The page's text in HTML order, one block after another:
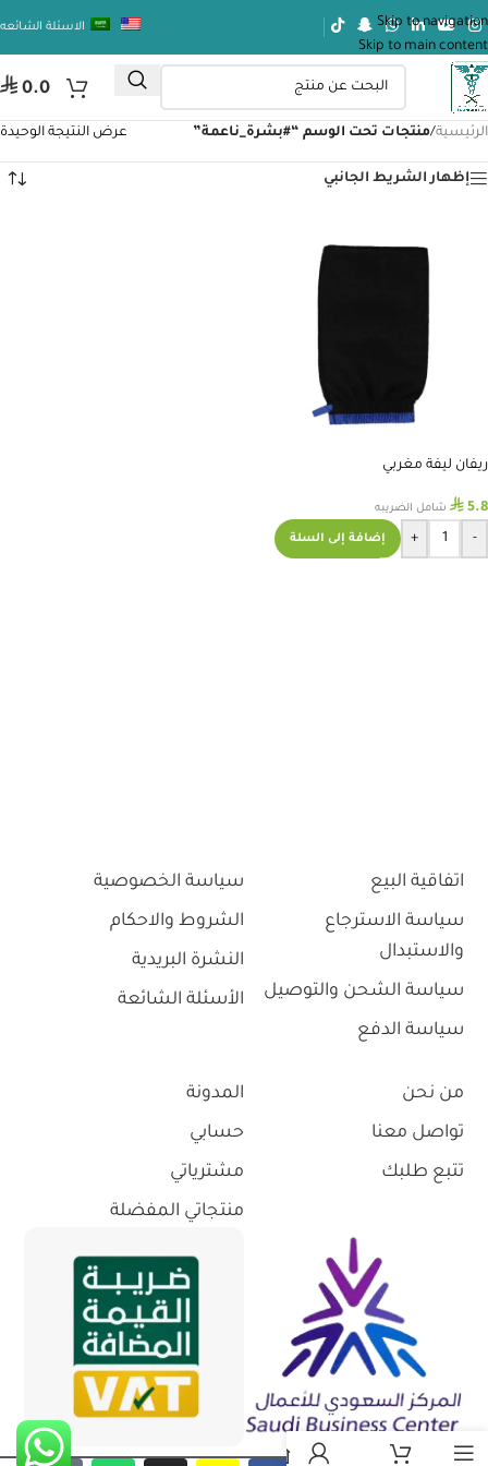
Skip to navigation
Skip to main content
الاسئلة الشائعه
⃁ 0.0
الرئيسية/منتجات تحت الوسم “#بشرة_ناعمة” عرض النتيجة الوحيدة
إظهار الشريط الجانبي
ريفان ليفة مغربي
⃁ 5.8 شامل الضريبه
-
+ إضافة إلى السلة
اتفاقية البيع
سياسة الاسترجاع
والاستبدال
سياسة الشحن والتوصيل
سياسة الدفع
سياسة الخصوصية
الشروط والاحكام
النشرة البريدية
الأسئلة الشائعة
من نحن
تواصل معنا
تتبع طلبك
المدونة
حسابي
مشترياتي
منتجاتي المفضلة